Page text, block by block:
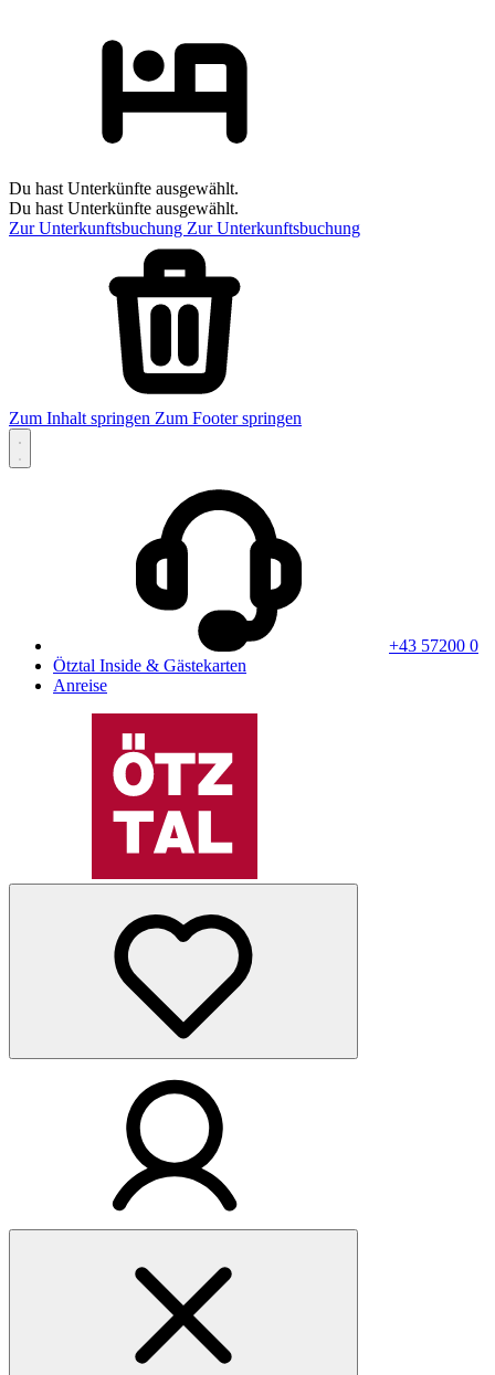
Du hast Unterkünfte ausgewählt.
Du hast Unterkünfte ausgewählt.
Zur Unterkunftsbuchung Zur Unterkunftsbuchung
Zum Inhalt springen Zum Footer springen
+43 57200 0
Ötztal Inside & Gästekarten
Anreise